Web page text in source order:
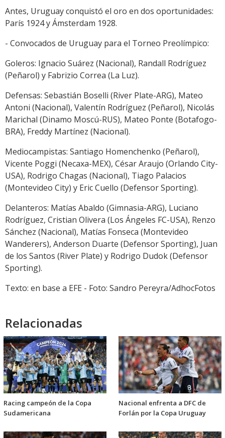
Antes, Uruguay conquistó el oro en dos oportunidades:
París 1924 y Ámsterdam 1928.
- Convocados de Uruguay para el Torneo Preolímpico:
Goleros: Ignacio Suárez (Nacional), Randall Rodríguez
(Peñarol) y Fabrizio Correa (La Luz).
Defensas: Sebastián Boselli (River Plate-ARG), Mateo
Antoni (Nacional), Valentín Rodríguez (Peñarol), Nicolás
Marichal (Dinamo Moscú-RUS), Mateo Ponte (Botafogo-
BRA), Freddy Martínez (Nacional).
Mediocampistas: Santiago Homenchenko (Peñarol),
Vicente Poggi (Necaxa-MEX), César Araujo (Orlando City-
USA), Rodrigo Chagas (Nacional), Tiago Palacios
(Montevideo City) y Eric Cuello (Defensor Sporting).
Delanteros: Matías Abaldo (Gimnasia-ARG), Luciano
Rodríguez, Cristian Olivera (Los Ángeles FC-USA), Renzo
Sánchez (Nacional), Matías Fonseca (Montevideo
Wanderers), Anderson Duarte (Defensor Sporting), Juan
de los Santos (River Plate) y Rodrigo Dudok (Defensor
Sporting).
Texto: en base a EFE - Foto: Sandro Pereyra/AdhocFotos
Relacionadas
Racing campeón de la Copa
Sudamericana
Nacional enfrenta a DFC de
Forlán por la Copa Uruguay